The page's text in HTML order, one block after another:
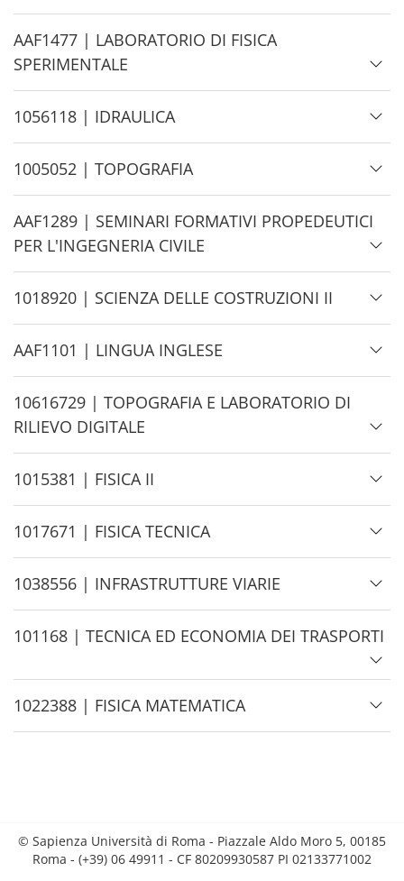
d
e
H
i
d
e
AAF1477 | LABORATORIO DI FISICA
SPERIMENTALE
H
i
d
e
1056118 | IDRAULICA
H
i
d
e
1005052 | TOPOGRAFIA
H
i
d
e
AAF1289 | SEMINARI FORMATIVI PROPEDEUTICI
PER L'INGEGNERIA CIVILE
H
i
d
e
1018920 | SCIENZA DELLE COSTRUZIONI II
H
i
d
e
AAF1101 | LINGUA INGLESE
H
i
d
e
10616729 | TOPOGRAFIA E LABORATORIO DI
RILIEVO DIGITALE
H
i
d
e
1015381 | FISICA II
H
i
d
e
1017671 | FISICA TECNICA
H
i
d
1038556 | INFRASTRUTTURE VIARIE
H
d
e
101168 | TECNICA ED ECONOMIA DEI TRASPORTI
H
i
1022388 | FISICA MATEMATICA
© Sapienza Università di Roma - Piazzale Aldo Moro 5, 00185
Roma - (+39) 06 49911 - CF 80209930587 PI 02133771002